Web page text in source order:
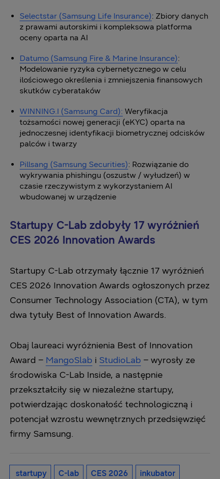
Selectstar (Samsung Life Insurance): Zbiory danych
z prawami autorskimi i kompleksowa platforma
oceny oparta na AI
Datumo (Samsung Fire & Marine Insurance):
Modelowanie ryzyka cybernetycznego w celu
ilościowego określenia i zmniejszenia finansowych
skutków cyberataków
WINNING.I (Samsung Card): Weryfikacja
tożsamości nowej generacji (eKYC) oparta na
jednoczesnej identyfikacji biometrycznej odcisków
palców i twarzy
Pillsang (Samsung Securities): Rozwiązanie do
wykrywania phishingu (oszustw / wyłudzeń) w
czasie rzeczywistym z wykorzystaniem AI
wbudowanej w urządzenie
Startupy C-Lab zdobyły 17 wyróżnień
CES 2026 Innovation Awards
Startupy C-Lab otrzymały łącznie 17 wyróżnień
CES 2026 Innovation Awards ogłoszonych przez
Consumer Technology Association (CTA), w tym
dwa tytuły Best of Innovation Awards.
Obaj laureaci wyróżnienia Best of Innovation
Award – MangoSlab i StudioLab – wyrosły ze
środowiska C-Lab Inside, a następnie
przekształciły się w niezależne startupy,
potwierdzając doskonałość technologiczną i
potencjał wzrostu wewnętrznych przedsięwzięć
firmy Samsung.
startupy C-lab CES 2026 inkubator